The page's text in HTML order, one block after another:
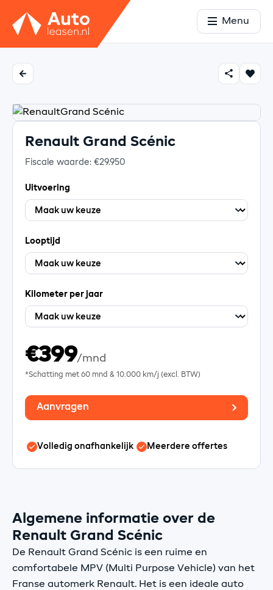
Menu
Algemene informatie over de
Renault Grand Scénic
De Renault Grand Scénic is een ruime en
comfortabele MPV (Multi Purpose Vehicle) van het
Franse automerk Renault. Het is een ideale auto
Renault Grand Scénic
Fiscale waarde: €29.950
Uitvoering
Looptijd
Kilometer per jaar
€399/mnd
*Schatting met 60 mnd &10.000 km/j (excl. BTW)
Aanvragen
Volledig onafhankelijk Meerdere offertes